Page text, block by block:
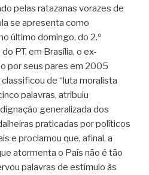
pelas ratazanas vorazes de
se apresenta como
último domingo, do 2.º
PT, em Brasília, o ex-
por seus pares em 2005
de “luta moralista
palavras, atribuiu
generalizada dos
praticadas por políticos
e proclamou que, afinal, a
atormenta o País não é tão
palavras de estímulo às